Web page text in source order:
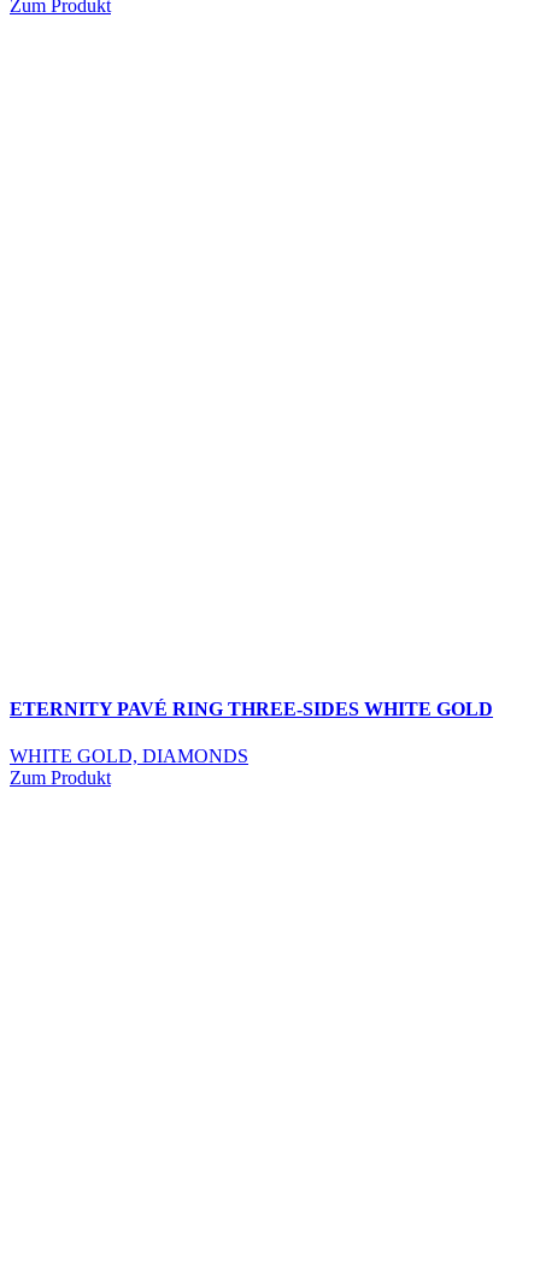
Zum Produkt
ETERNITY PAVÉ RING THREE-SIDES WHITE GOLD
WHITE GOLD, DIAMONDS
Zum Produkt